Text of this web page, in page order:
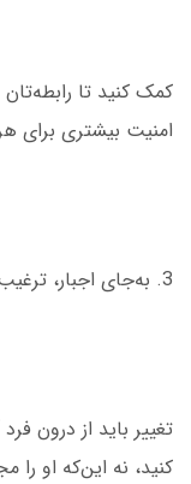
کمک کنید تا
امنیت بیشتری برای
3. به‌جای اجبار، ترغیب کنید
تغییر باید از درون
کنید، نه این‌که او را